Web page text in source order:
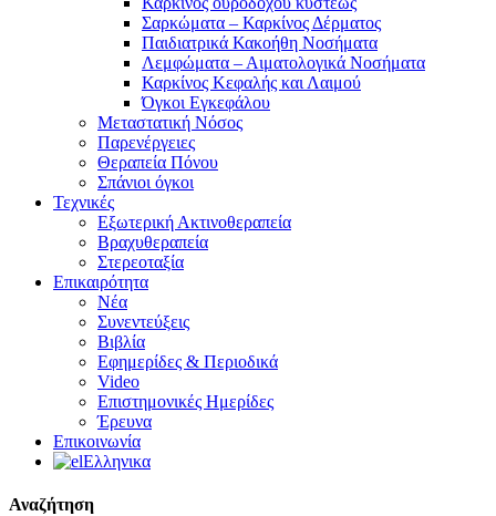
Σαρκώματα – Καρκίνος Δέρματος
Παιδιατρικά Κακοήθη Νοσήματα
Λεμφώματα – Αιματολογικά Νοσήματα
Καρκίνος Κεφαλής και Λαιμού
Όγκοι Εγκεφάλου
Μεταστατική Νόσος
Παρενέργειες
Θεραπεία Πόνου
Σπάνιοι όγκοι
Τεχνικές
Εξωτερική Ακτινοθεραπεία
Βραχυθεραπεία
Στερεοταξία
Επικαιρότητα
Νέα
Συνεντεύξεις
Βιβλία
Εφημερίδες & Περιοδικά
Video
Επιστημονικές Ημερίδες
Έρευνα
Επικοινωνία
Ελληνικα
Αναζήτηση